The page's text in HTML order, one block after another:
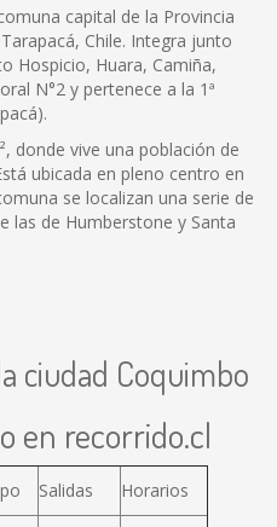
capital de la Provincia
Chile. Integra junto
Hospicio, Huara, Camiña,
N°2 y pertenece a la 1ª
donde vive una población de
ubicada en pleno centro en
se localizan una serie de
las de Humberstone y Santa
ciudad Coquimbo
en recorrido.cl
Salidas Horarios